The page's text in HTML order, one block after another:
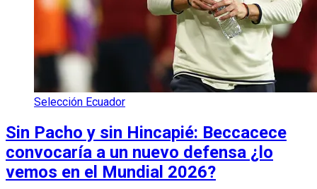
Selección Ecuador
Sin Pacho y sin Hincapié: Beccacece
convocaría a un nuevo defensa ¿lo
vemos en el Mundial 2026?